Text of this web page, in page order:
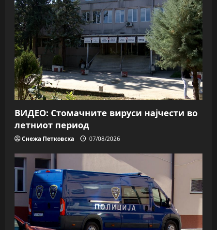
ВИДЕО: Стомачните вируси најчести во
летниот период
Снежа Петковска 07/08/2026